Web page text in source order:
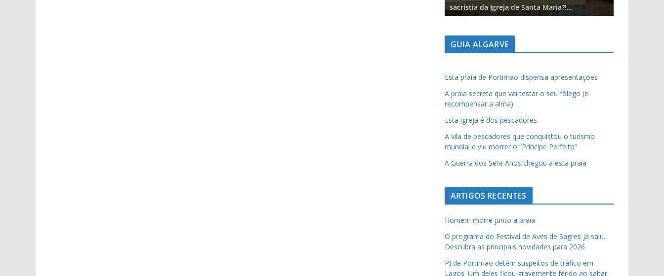
sacristia da Igreja de Santa Maria?!…
GUIA ALGARVE
Esta praia de Portimão dispensa apresentações
A praia secreta que vai testar o seu fôlego (e
recompensar a alma)
Esta igreja é dos pescadores
A vila de pescadores que conquistou o turismo
mundial e viu morrer o “Príncipe Perfeito”
A Guerra dos Sete Anos chegou a esta praia
ARTIGOS RECENTES
Homem morre junto a praia
O programa do Festival de Aves de Sagres já saiu.
Descubra as principais novidades para 2026
PJ de Portimão detém suspeitos de tráfico em
Lagos. Um deles ficou gravemente ferido ao saltar